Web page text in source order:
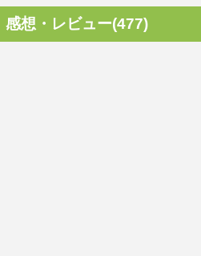
感想・レビュー(477)